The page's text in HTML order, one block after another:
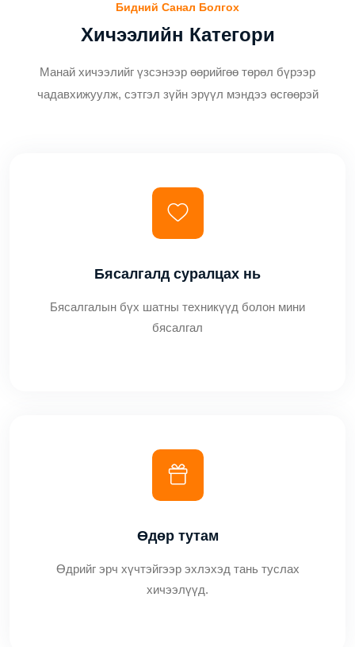
Бидний Санал Болгох
Хичээлийн Категори
Манай хичээлийг үзсэнээр өөрийгөө төрөл бүрээр
чадавхижуулж, сэтгэл зүйн эрүүл мэндээ өсгөөрэй
Бясалгалд суралцах нь
Бясалгалын бүх шатны техникүүд болон мини
бясалгал
Өдөр тутам
Өдрийг эрч хүчтэйгээр эхлэхэд тань туслах
хичээлүүд.